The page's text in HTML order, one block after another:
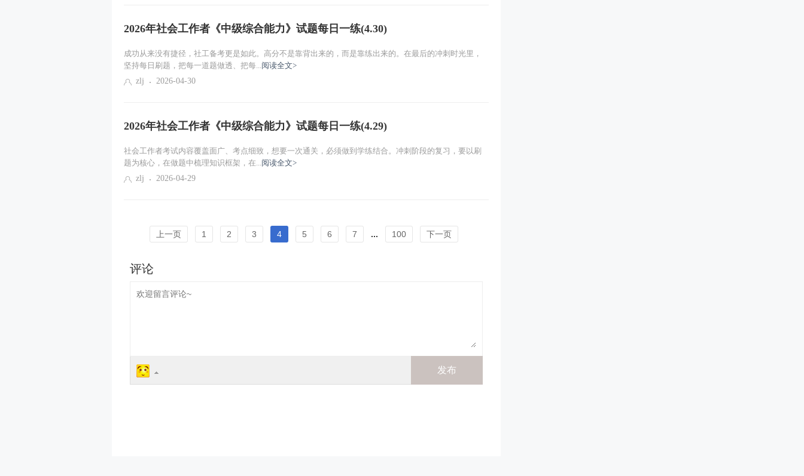
2026年社会工作者《中级综合能力》试题每日一练(4.30)
成功从来没有捷径，社工备考更是如此。高分不是靠背出来的，而是靠练出来的。在最后的冲刺时光里，
坚持每日刷题，把每一道题做透、把每...阅读全文>
zlj
2026-04-30
2026年社会工作者《中级综合能力》试题每日一练(4.29)
社会工作者考试内容覆盖面广、考点细致，想要一次通关，必须做到学练结合。冲刺阶段的复习，要以刷
题为核心，在做题中梳理知识框架，在...阅读全文>
zlj
2026-04-29
上一页 1 2 3 4 5 6 7 ... 100 下一页